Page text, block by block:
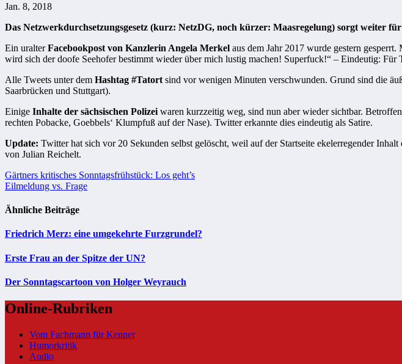
Jan. 8, 2018
Das Netzwerkdurchsetzungsgesetz (kurz: NetzDG, noch kürzer: Maasregelung) sorgt weiter
Ein uralterFacebookpost von Kanzlerin Angela Merkel aus dem Jahr 2017 wurde gestern
wird sich der doofe Seehofer bestimmt wieder über mich lustig machen! Superfuck!“ – Eindeutig:
Alle Tweets unter dem Hashtag #Tatort sind vor wenigen Minuten verschwunden. Grund sind die
Saarbrücken und Stuttgart).
Einige Inhalte der sächsischen Polizei waren kurzzeitig weg, sind nun aber wieder sichtbar.
rechten Pobacke, Goebbels‘ Klumpfuß auf der Nase). Twitter erkannte dies eindeutig als Satire.
Update: Twitter hat sich vor 20 Sekunden selbst gelöscht, weil auf der Startseite ekelerregender
von Julian Reichelt.
Beitragsnavigation
Gärtners kritisches Sonntagsfrühstück: Los geht’s
Eilmeldung vs. Frage
Ähnliche Beiträge
Friedrich Merz: eine umgekehrte Furzgrundel?
Erste Frau an der Spitze der UN?
Der Sonntagscartoon von Holger Weyrauch
Online-Rubriken
Vom Fachmann für Kenner
Humorkritik
Audio